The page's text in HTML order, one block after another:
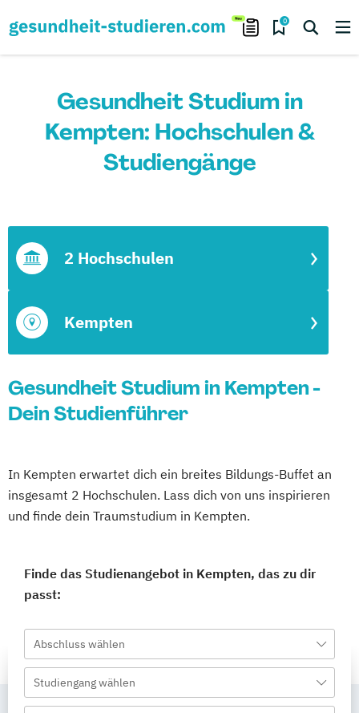
0
Gesundheit Studium in
Kempten: Hochschulen &
Studiengänge
Kempten
2 Hochschulen
Gesundheit Studium in Kempten -
Dein Studienführer
In Kempten erwartet dich ein breites Bildungs-Buffet an
insgesamt 2 Hochschulen. Lass dich von uns inspirieren
und finde dein Traumstudium in Kempten.
Finde das Studienangebot in Kempten, das zu dir
passt:
Abschluss wählen
Studiengang wählen